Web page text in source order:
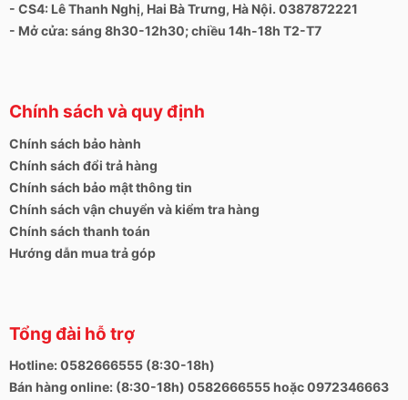
- CS4: Lê Thanh Nghị, Hai Bà Trưng, Hà Nội. 0387872221
- Mở cửa: sáng 8h30-12h30; chiều 14h-18h T2-T7
Chính sách và quy định
Chính sách bảo hành
Chính sách đổi trả hàng
Chính sách bảo mật thông tin
Chính sách vận chuyển và kiểm tra hàng
Chính sách thanh toán
Hướng dẫn mua trả góp
Tổng đài hỗ trợ
Hotline: 0582666555 (8:30-18h)
Bán hàng online: (8:30-18h) 0582666555 hoặc 0972346663